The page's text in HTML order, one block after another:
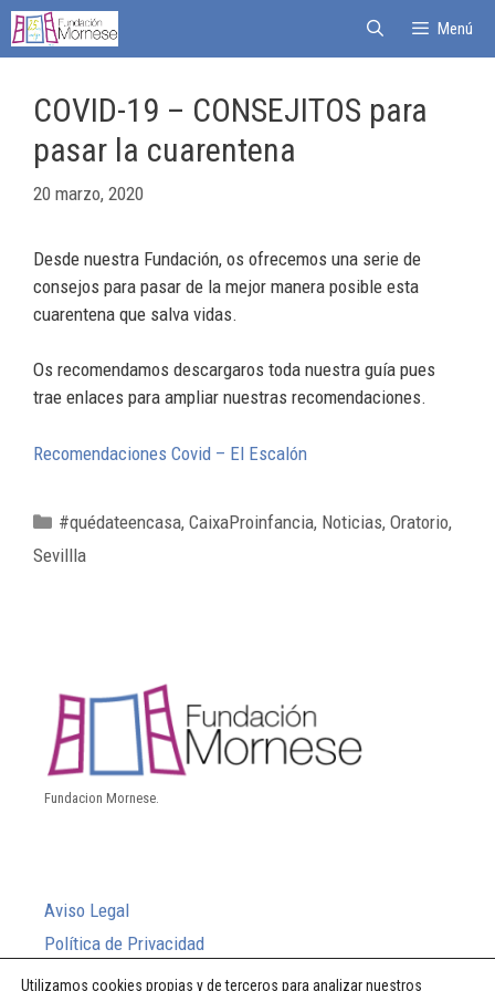
Menú
COVID-19 – CONSEJITOS para
pasar la cuarentena
20 marzo, 2020
Desde nuestra Fundación, os ofrecemos una serie de
consejos para pasar de la mejor manera posible esta
cuarentena que salva vidas.
Os recomendamos descargaros toda nuestra guía pues
trae enlaces para ampliar nuestras recomendaciones.
Recomendaciones Covid – El Escalón
#quédateencasa,CaixaProinfancia, Noticias,Oratorio,
Sevillla
Fundacion Mornese.
Aviso Legal
Política de Privacidad
Política de Cookies
Utilizamos cookies propias y de terceros para analizar nuestros